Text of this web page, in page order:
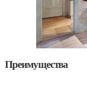
Преимущества